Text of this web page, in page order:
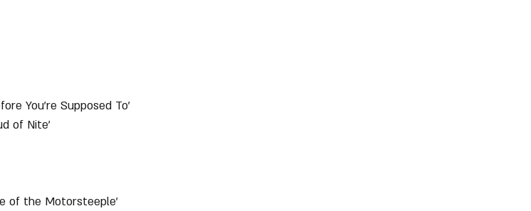
You’re Supposed To’
of Nite’
of the Motorsteeple’